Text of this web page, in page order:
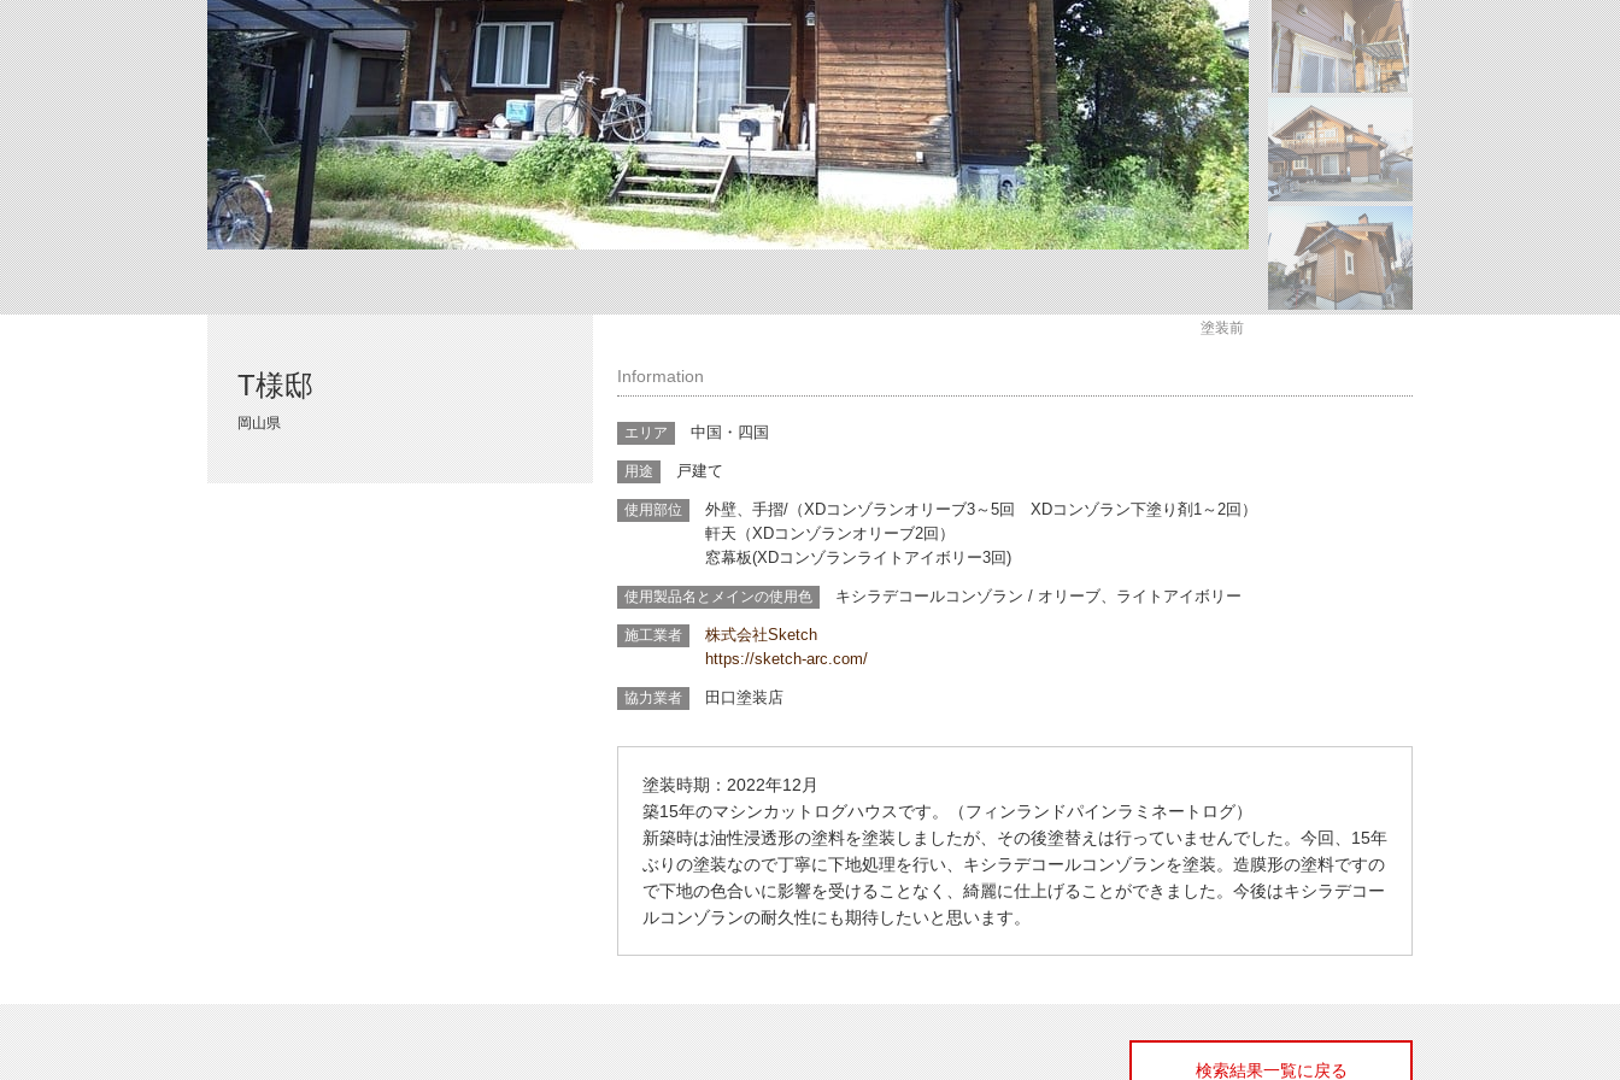
塗装前
T様邸
岡山県
Information
エリア 中国・四国
用途 戸建て
使用部位
外壁、手摺/（XDコンゾランオリーブ3～5回 XDコンゾラン下塗り剤1～2回）
軒天（XDコンゾランオリーブ2回）
窓幕板(XDコンゾランライトアイボリー3回)
使用製品名とメインの使用色 キシラデコールコンゾラン / オリーブ、ライトアイボリー
施工業者
株式会社Sketch
https://sketch-arc.com/
協力業者 田口塗装店
塗装時期：2022年12月
築15年のマシンカットログハウスです。（フィンランドパインラミネートログ）
新築時は油性浸透形の塗料を塗装しましたが、その後塗替えは行っていませんでした。今回、15年
ぶりの塗装なので丁寧に下地処理を行い、キシラデコールコンゾランを塗装。造膜形の塗料ですの
で下地の色合いに影響を受けることなく、綺麗に仕上げることができました。今後はキシラデコー
ルコンゾランの耐久性にも期待したいと思います。
検索結果一覧に戻る